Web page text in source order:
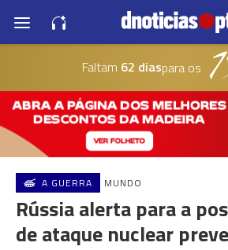
Faltam 62 diaspara os
A GUERRA MUNDO
Rússia alerta para a
de ataque nuclear